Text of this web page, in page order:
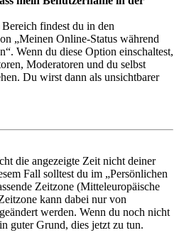
findest du in den
„Meinen Online-Status während
Wenn du diese Option einschaltest,
Moderatoren und du selbst
Du wirst dann als unsichtbarer
die angezeigte Zeit nicht deiner
Fall solltest du im „Persönlichen
Zeitzone (Mitteleuropäische
kann dabei nur von
werden. Wenn du noch nicht
guter Grund, dies jetzt zu tun.